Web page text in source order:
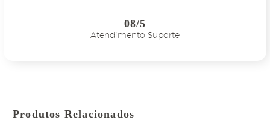
08/5
Atendimento Suporte
Produtos Relacionados